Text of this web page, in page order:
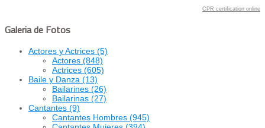
CPR certification online
Galeria de Fotos
Actores y Actrices (5)
Actores (848)
Actrices (605)
Baile y Danza (13)
Bailarines (26)
Bailarinas (27)
Cantantes (9)
Cantantes Hombres (945)